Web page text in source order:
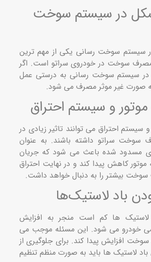
سیستم سوخت
رسانی یکی از مهم ترین
در خودروی سراتو است. اگر
سوخت رسانی به درستی عمل
موثر مصرف می شود.
سیستم احتراق
می توانند تاثیر زیادی در
داشته باشند. به عنوان
شده باعث می شود که جریان
پیدا کند و در نهایت احتراق
را به دنبال خواهد داشت.
لاستیک‌ها
ها کم است منجر به افزایش
شود. این مسئله موجب می
پیدا کند. برای جلوگیری از
ها باید به صورت منظم تنظیم